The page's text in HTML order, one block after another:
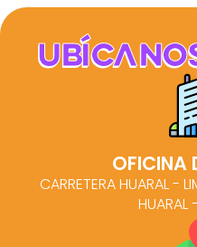
OFICINA
CARRETERA HUARAL -
HUARAL